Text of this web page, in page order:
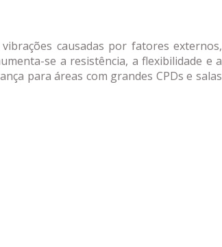
causadas por fatores externos,
se a resistência, a flexibilidade e a
para áreas com grandes CPDs e salas